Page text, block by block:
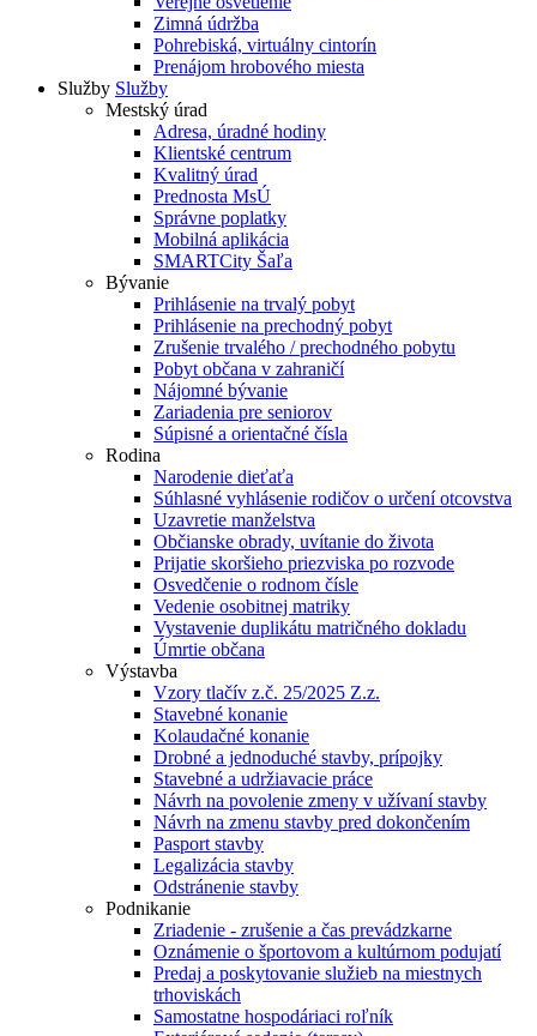
Zimná údržba
Pohrebiská, virtuálny cintorín
Prenájom hrobového miesta
Služby Služby
Mestský úrad
Adresa, úradné hodiny
Klientské centrum
Kvalitný úrad
Prednosta MsÚ
Správne poplatky
Mobilná aplikácia
SMARTCity Šaľa
Bývanie
Prihlásenie na trvalý pobyt
Prihlásenie na prechodný pobyt
Zrušenie trvalého / prechodného pobytu
Pobyt občana v zahraničí
Nájomné bývanie
Zariadenia pre seniorov
Súpisné a orientačné čísla
Rodina
Narodenie dieťaťa
Súhlasné vyhlásenie rodičov o určení otcovstva
Uzavretie manželstva
Občianske obrady, uvítanie do života
Prijatie skoršieho priezviska po rozvode
Osvedčenie o rodnom čísle
Vedenie osobitnej matriky
Vystavenie duplikátu matričného dokladu
Úmrtie občana
Výstavba
Vzory tlačív z.č. 25/2025 Z.z.
Stavebné konanie
Kolaudačné konanie
Drobné a jednoduché stavby, prípojky
Stavebné a udržiavacie práce
Návrh na povolenie zmeny v užívaní stavby
Návrh na zmenu stavby pred dokončením
Pasport stavby
Legalizácia stavby
Odstránenie stavby
Podnikanie
Zriadenie - zrušenie a čas prevádzkarne
Oznámenie o športovom a kultúrnom podujatí
Predaj a poskytovanie služieb na miestnych
trhoviskách
Samostatne hospodáriaci roľník